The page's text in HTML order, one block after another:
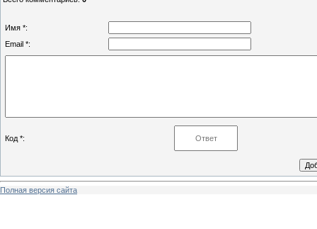
Имя *:
Email *:
Код *:
Полная версия сайта